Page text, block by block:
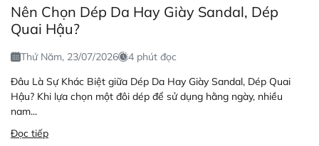
Nên Chọn Dép Da Hay Giày Sandal, Dép
Quai Hậu?
Thứ Năm, 23/07/2026
4 phút đọc
Đâu Là Sự Khác Biệt giữa Dép Da Hay Giày Sandal, Dép Quai
Hậu? Khi lựa chọn một đôi dép để sử dụng hằng ngày, nhiều
nam...
Đọc tiếp